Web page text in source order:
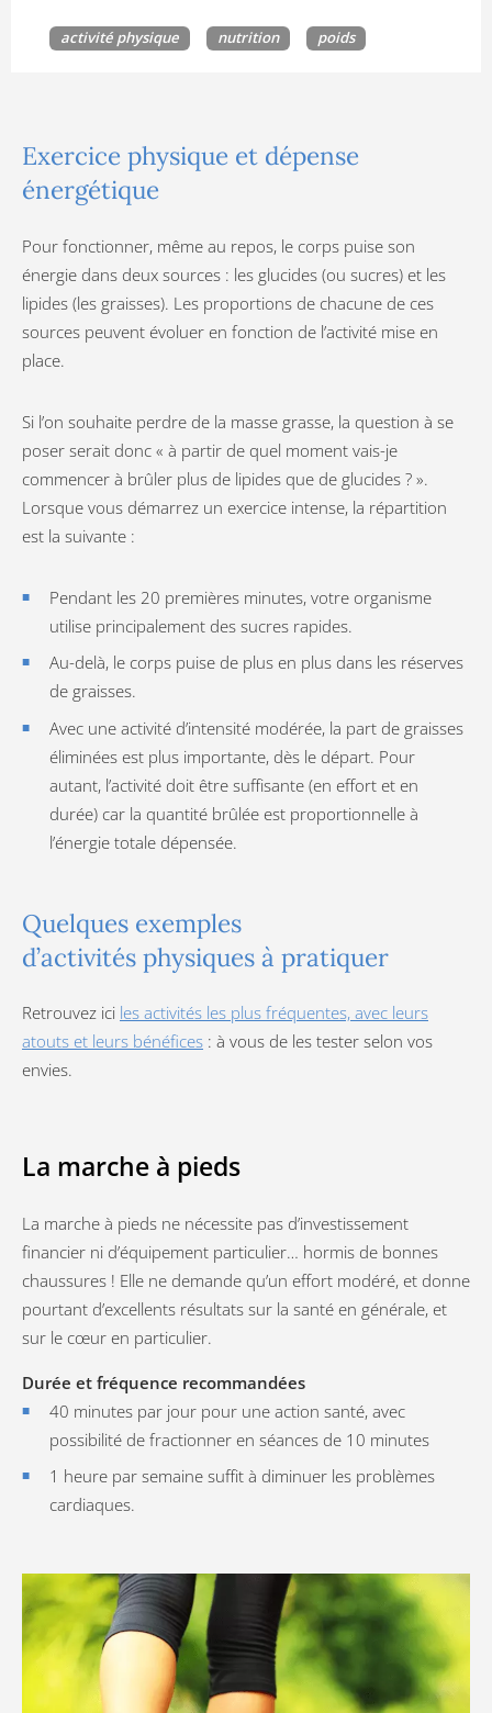
activité physique nutrition poids
Exercice physique et dépense
énergétique
Pour fonctionner, même au repos, le corps puise son
énergie dans deux sources : les glucides (ou sucres) et les
lipides (les graisses). Les proportions de chacune de ces
sources peuvent évoluer en fonction de l’activité mise en
place.
Si l’on souhaite perdre de la masse grasse, la question à se
poser serait donc « à partir de quel moment vais-je
commencer à brûler plus de lipides que de glucides ? ».
Lorsque vous démarrez un exercice intense, la répartition
est la suivante :
Pendant les 20 premières minutes, votre organisme
utilise principalement des sucres rapides.
Au-delà, le corps puise de plus en plus dans les réserves
de graisses.
Avec une activité d’intensité modérée, la part de graisses
éliminées est plus importante, dès le départ. Pour
autant, l’activité doit être suffisante (en effort et en
durée) car la quantité brûlée est proportionnelle à
l’énergie totale dépensée.
Quelques exemples
d’activités physiques à pratiquer
Retrouvez ici les activités les plus fréquentes, avec leurs
atouts et leurs bénéfices : à vous de les tester selon vos
envies.
La marche à pieds
La marche à pieds ne nécessite pas d’investissement
financier ni d’équipement particulier… hormis de bonnes
chaussures ! Elle ne demande qu’un effort modéré, et donne
pourtant d’excellents résultats sur la santé en générale, et
sur le cœur en particulier.
Durée et fréquence recommandées
40 minutes par jour pour une action santé, avec
possibilité de fractionner en séances de 10 minutes
1 heure par semaine suffit à diminuer les problèmes
cardiaques.